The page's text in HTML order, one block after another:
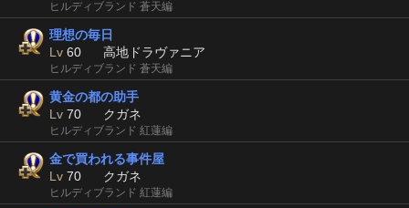
ヒルディブランド 蒼天編
理想の毎日
Lv 60 高地ドラヴァニア
ヒルディブランド 蒼天編
黄金の都の助手
Lv 70 クガネ
ヒルディブランド 紅蓮編
金で買われる事件屋
Lv 70 クガネ
ヒルディブランド 紅蓮編